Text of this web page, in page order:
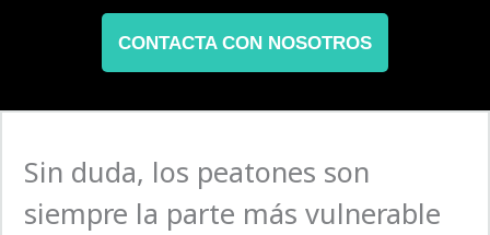
CONTACTA CON NOSOTROS
Sin duda, los peatones son
siempre la parte más vulnerable